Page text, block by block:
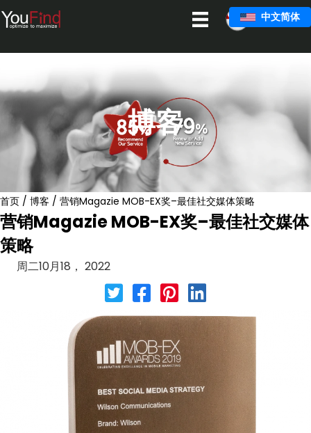
跳
至
容
中文简体
博客
首页 / 博客 / 营销Magazie MOB-EX奖–最佳社交媒体策略
营销Magazie MOB-EX奖–最佳社交媒体
策略
周二10月18， 2022